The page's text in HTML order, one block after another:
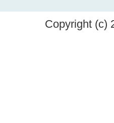
Copyright (c)